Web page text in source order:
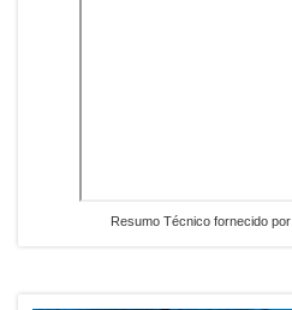
Resumo Técnico fornecido por